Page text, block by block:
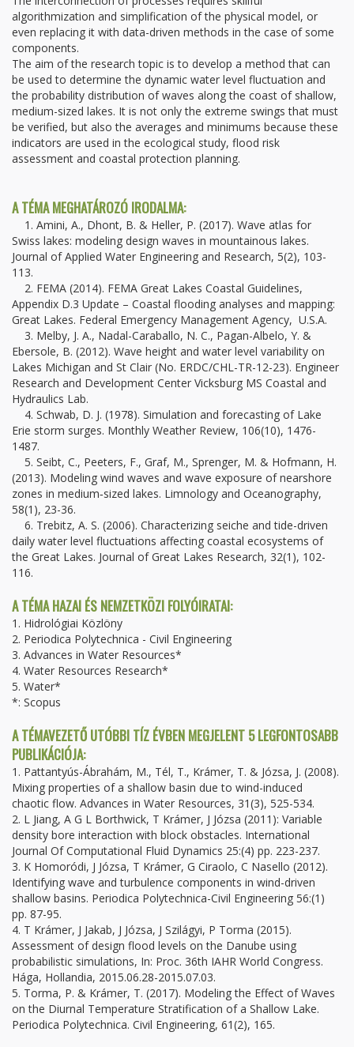
algorithmization and simplification of the physical model, or
even replacing it with data-driven methods in the case of some
components.
The aim of the research topic is to develop a method that can
be used to determine the dynamic water level fluctuation and
the probability distribution of waves along the coast of shallow,
medium-sized lakes. It is not only the extreme swings that must
be verified, but also the averages and minimums because these
indicators are used in the ecological study, flood risk
assessment and coastal protection planning.
A TÉMA MEGHATÁROZÓ IRODALMA:
1. Amini, A., Dhont, B. & Heller, P. (2017). Wave atlas for
Swiss lakes: modeling design waves in mountainous lakes.
Journal of Applied Water Engineering and Research, 5(2), 103-
113.
2. FEMA (2014). FEMA Great Lakes Coastal Guidelines,
Appendix D.3 Update – Coastal flooding analyses and mapping:
Great Lakes. Federal Emergency Management Agency, U.S.A.
3. Melby, J. A., Nadal-Caraballo, N. C., Pagan-Albelo, Y. &
Ebersole, B. (2012). Wave height and water level variability on
Lakes Michigan and St Clair (No. ERDC/CHL-TR-12-23). Engineer
Research and Development Center Vicksburg MS Coastal and
Hydraulics Lab.
4. Schwab, D. J. (1978). Simulation and forecasting of Lake
Erie storm surges. Monthly Weather Review, 106(10), 1476-
1487.
5. Seibt, C., Peeters, F., Graf, M., Sprenger, M. & Hofmann, H.
(2013). Modeling wind waves and wave exposure of nearshore
zones in medium‐sized lakes. Limnology and Oceanography,
58(1), 23-36.
6. Trebitz, A. S. (2006). Characterizing seiche and tide-driven
daily water level fluctuations affecting coastal ecosystems of
the Great Lakes. Journal of Great Lakes Research, 32(1), 102-
116.
A TÉMA HAZAI ÉS NEMZETKÖZI FOLYÓIRATAI:
1. Hidrológiai Közlöny
2. Periodica Polytechnica - Civil Engineering
3. Advances in Water Resources*
4. Water Resources Research*
5. Water*
*: Scopus
A TÉMAVEZETŐ UTÓBBI TÍZ ÉVBEN MEGJELENT 5 LEGFONTOSABB
PUBLIKÁCIÓJA:
1. Pattantyús-Ábrahám, M., Tél, T., Krámer, T. & Józsa, J. (2008).
Mixing properties of a shallow basin due to wind-induced
chaotic flow. Advances in Water Resources, 31(3), 525-534.
2. L Jiang, A G L Borthwick, T Krámer, J Józsa (2011): Variable
density bore interaction with block obstacles. International
Journal Of Computational Fluid Dynamics 25:(4) pp. 223-237.
3. K Homoródi, J Józsa, T Krámer, G Ciraolo, C Nasello (2012).
Identifying wave and turbulence components in wind-driven
shallow basins. Periodica Polytechnica-Civil Engineering 56:(1)
pp. 87-95.
4. T Krámer, J Jakab, J Józsa, J Szilágyi, P Torma (2015).
Assessment of design flood levels on the Danube using
probabilistic simulations, In: Proc. 36th IAHR World Congress.
Hága, Hollandia, 2015.06.28-2015.07.03.
5. Torma, P. & Krámer, T. (2017). Modeling the Effect of Waves
on the Diurnal Temperature Stratification of a Shallow Lake.
Periodica Polytechnica. Civil Engineering, 61(2), 165.